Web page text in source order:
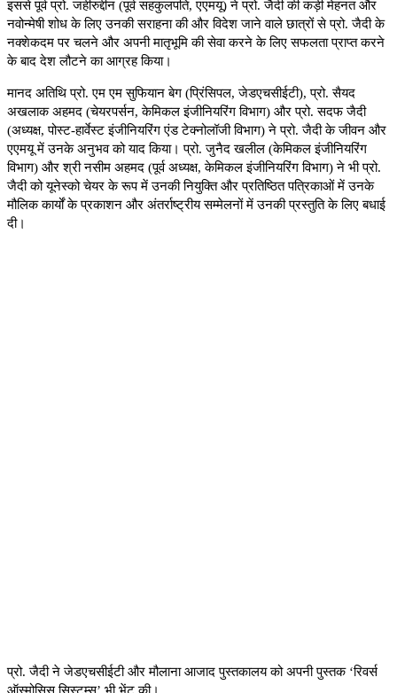
इससे पूर्व प्रो. जहीरुद्दीन (पूर्व सहकुलपति, एएमयू) ने प्रो. जैदी की कड़ी मेहनत और
नवोन्मेषी शोध के लिए उनकी सराहना की और विदेश जाने वाले छात्रों से प्रो. जैदी के
नक्शेकदम पर चलने और अपनी मातृभूमि की सेवा करने के लिए सफलता प्राप्त करने
के बाद देश लौटने का आग्रह किया।
मानद अतिथि प्रो. एम एम सुफियान बेग (प्रिंसिपल, जेडएचसीईटी), प्रो. सैयद
अखलाक अहमद (चेयरपर्सन, केमिकल इंजीनियरिंग विभाग) और प्रो. सदफ जैदी
(अध्यक्ष, पोस्ट-हार्वेस्ट इंजीनियरिंग एंड टेक्नोलॉजी विभाग) ने प्रो. जैदी के जीवन और
एएमयू में उनके अनुभव को याद किया। प्रो. जुनैद खलील (केमिकल इंजीनियरिंग
विभाग) और श्री नसीम अहमद (पूर्व अध्यक्ष, केमिकल इंजीनियरिंग विभाग) ने भी प्रो.
जैदी को यूनेस्को चेयर के रूप में उनकी नियुक्ति और प्रतिष्ठित पत्रिकाओं में उनके
मौलिक कार्यों के प्रकाशन और अंतर्राष्ट्रीय सम्मेलनों में उनकी प्रस्तुति के लिए बधाई
दी।
प्रो. जैदी ने जेडएचसीईटी और मौलाना आजाद पुस्तकालय को अपनी पुस्तक ‘रिवर्स